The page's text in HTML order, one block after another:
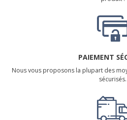
PAIEMENT
Nous vous proposons la plupart des
sécurisés.